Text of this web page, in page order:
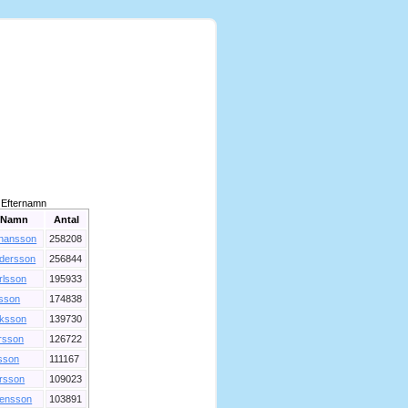
Efternamn
Namn
Antal
258208
256844
195933
174838
139730
126722
111167
109023
103891